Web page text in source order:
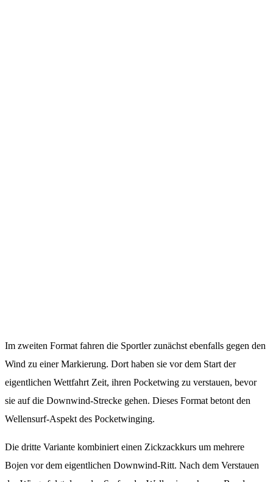
Im zweiten Format fahren die Sportler zunächst ebenfalls gegen den
Wind zu einer Markierung. Dort haben sie vor dem Start der
eigentlichen Wettfahrt Zeit, ihren Pocketwing zu verstauen, bevor
sie auf die Downwind-Strecke gehen. Dieses Format betont den
Wellensurf-Aspekt des Pocketwinging.
Die dritte Variante kombiniert einen Zickzackkurs um mehrere
Bojen vor dem eigentlichen Downwind-Ritt. Nach dem Verstauen